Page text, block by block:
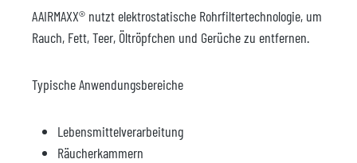
AAIRMAXX® nutzt elektrostatische Rohrfiltertechnologie, um
Rauch, Fett, Teer, Öltröpfchen und Gerüche zu entfernen.
Typische Anwendungsbereiche
Lebensmittelverarbeitung
Räucherkammern